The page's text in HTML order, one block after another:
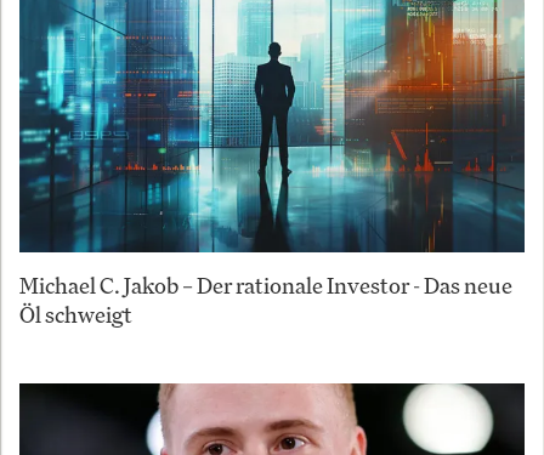
Michael C. Jakob – Der rationale Investor - Das neue
Öl schweigt